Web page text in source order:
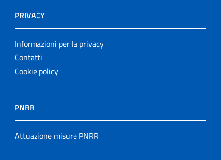
PRIVACY
Informazioni per la privacy
Contatti
Cookie policy
PNRR
Attuazione misure PNRR